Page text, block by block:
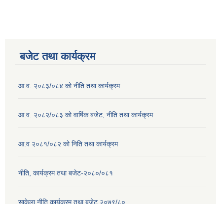
बजेट तथा कार्यक्रम
आ.व. २०८३/०८४ को नीति तथा कार्यक्रम
आ.व. २०८२/०८३ को वार्षिक बजेट, नीति तथा कार्यक्रम
आ.व २०८१/०८२ को निति तथा कार्यक्रम
नीति, कार्यक्रम तथा बजेट-२०८०/०८१
साकेला नीति कार्यक्रम तथा बजेट २०७९/८०